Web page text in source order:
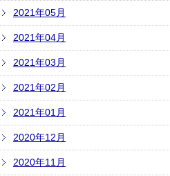
2021年05月
2021年04月
2021年03月
2021年02月
2021年01月
2020年12月
2020年11月